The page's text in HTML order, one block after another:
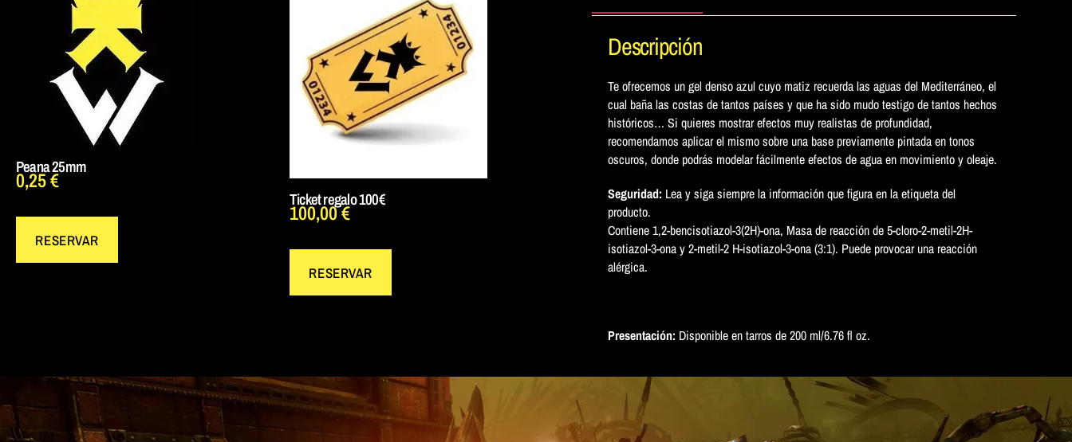
Peana 25mm
0,25€
RESERVAR
Ticket regalo 100€
100,00€
RESERVAR
Descripción
Te ofrecemos un gel denso azul cuyo matiz recuerda las aguas del Mediterráneo, el
cual baña las costas de tantos países y que ha sido mudo testigo de tantos hechos
históricos… Si quieres mostrar efectos muy realistas de profundidad,
recomendamos aplicar el mismo sobre una base previamente pintada en tonos
oscuros, donde podrás modelar fácilmente efectos de agua en movimiento y oleaje.
Seguridad: Lea y siga siempre la información que figura en la etiqueta del
producto.
Contiene 1,2-bencisotiazol-3(2H)-ona, Masa de reacción de 5-cloro-2-metil-2H-
isotiazol-3-ona y 2-metil-2 H-isotiazol-3-ona (3:1). Puede provocar una reacción
alérgica.
Presentación: Disponible en tarros de 200 ml/6.76 fl oz.